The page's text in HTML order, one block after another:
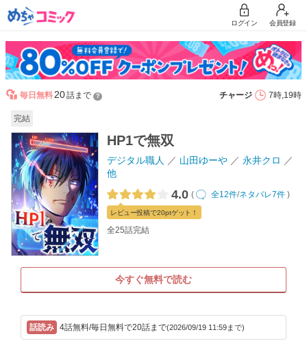
ログイン 会員登録
毎日無料20話まで ？ チャージ 7時,19時
完結
HP1で無双
デジタル職人 山田ゆーや
永井クロ
他
4.0 ( 全12件/ネタバレ7件 )
レビュー投稿で20ptゲット！
全25話完結
今すぐ無料で読む
4話無料/毎日無料で20話まで(2026/09/19 11:59まで)